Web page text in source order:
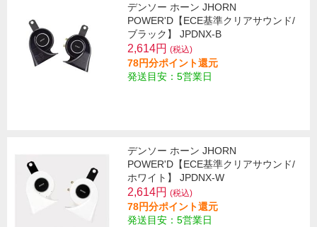
デンソー ホーン JHORN
POWER'D【ECE基準クリアサウンド/
ブラック】 JPDNX-B
2,614円 (税込)
78円分ポイント還元
発送目安：5営業日
デンソー ホーン JHORN
POWER'D【ECE基準クリアサウンド/
ホワイト】 JPDNX-W
2,614円 (税込)
78円分ポイント還元
発送目安：5営業日